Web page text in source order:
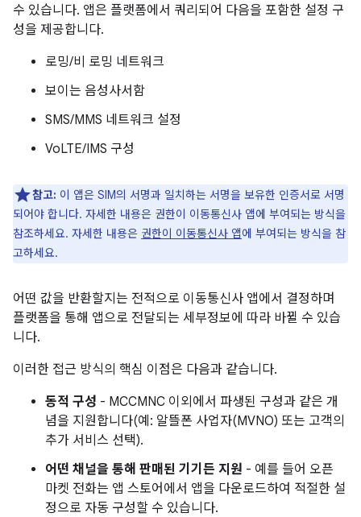
수 있습니다. 앱은 플랫폼에서 쿼리되어 다음을 포함한 설정 구
성을 제공합니다.
로밍/비 로밍 네트워크
보이는 음성사서함
SMS/MMS 네트워크 설정
VoLTE/IMS 구성
참고: 이 앱은 SIM의 서명과 일치하는 서명을 보유한 인증서로 서명
되어야 합니다. 자세한 내용은 권한이 이동통신사 앱에 부여되는 방식을
참조하세요. 자세한 내용은 권한이 이동통신사 앱에 부여되는 방식을 참
고하세요.
어떤 값을 반환할지는 전적으로 이동통신사 앱에서 결정하며
플랫폼을 통해 앱으로 전달되는 세부정보에 따라 바뀔 수 있습
니다.
이러한 접근 방식의 핵심 이점은 다음과 같습니다.
동적 구성 - MCCMNC 이외에서 파생된 구성과 같은 개
념을 지원합니다(예: 알뜰폰 사업자(MVNO) 또는 고객의
추가 서비스 선택).
어떤 채널을 통해 판매된 기기든 지원 - 예를 들어 오픈
마켓 전화는 앱 스토어에서 앱을 다운로드하여 적절한 설
정으로 자동 구성할 수 있습니다.